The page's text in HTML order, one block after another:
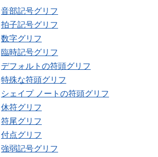
音部記号グリフ
拍子記号グリフ
数字グリフ
臨時記号グリフ
デフォルトの符頭グリフ
特殊な符頭グリフ
シェイプ ノートの符頭グリフ
休符グリフ
符尾グリフ
付点グリフ
強弱記号グリフ